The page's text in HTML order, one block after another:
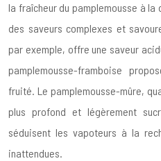
la fraîcheur du pamplemousse à
des saveurs complexes et
par exemple, offre une saveur
pamplemousse-framboise
fruité. Le pamplemousse-mûre,
plus profond et légèrement
séduisent les vapoteurs à la
inattendues.